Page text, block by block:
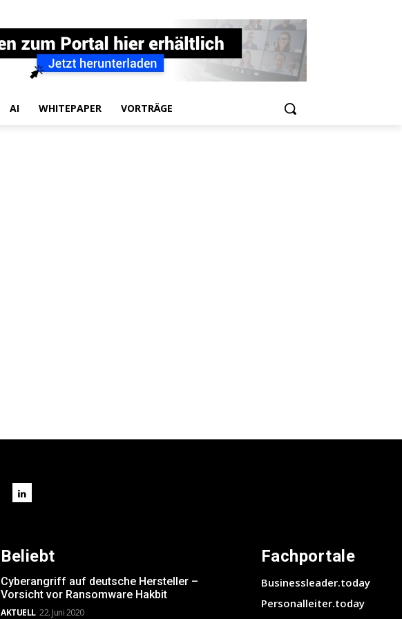
AI WHITEPAPER VORTRÄGE
Beliebt
Cyberangriff auf deutsche Hersteller –
Vorsicht vor Ransomware Hakbit
AKTUELL 22. Juni 2020
Fachportale
Businessleader.today
Personalleiter.today